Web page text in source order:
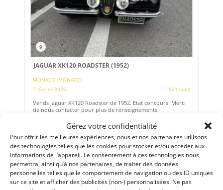
Gérez votre confidentialité
Pour offrir les meilleures expériences, nous et nos partenaires utilisons
des technologies telles que les cookies pour stocker et/ou accéder aux
informations de l’appareil. Le consentement à ces technologies nous
permettra, ainsi qu’à nos partenaires, de traiter des données
personnelles telles que le comportement de navigation ou des ID uniques
sur ce site et afficher des publicités (non-) personnalisées. Ne pas
9
JAGUAR XK120 ROADSTER (1952)
MONACO (MONACO)
7 février 2026
831 vues
Vends Jaguar XK120 Roadster de 1952. Etat concours. Merci
de nous contacter pour plus de renseignements
Vendu par : DPM Motors
79 000€